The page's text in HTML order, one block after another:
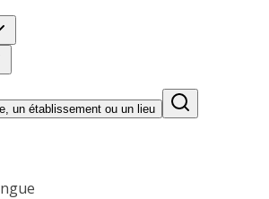
un établissement ou un lieu